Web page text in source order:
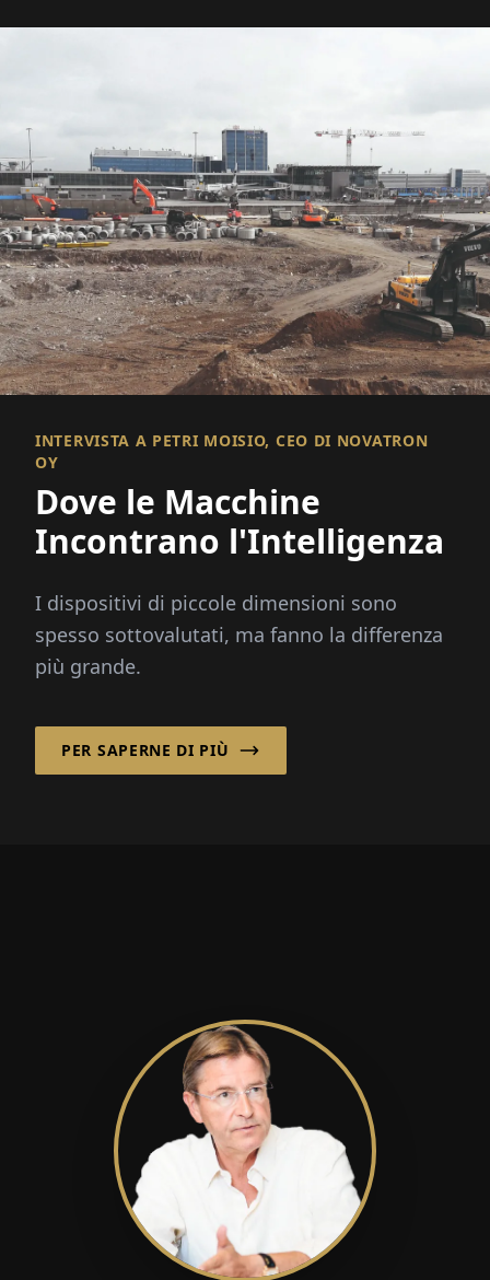
INTERVISTA A PETRI MOISIO, CEO DI NOVATRON
OY
Dove le Macchine
Incontrano l'Intelligenza
I dispositivi di piccole dimensioni sono
spesso sottovalutati, ma fanno la differenza
più grande.
PER SAPERNE DI PIÙ